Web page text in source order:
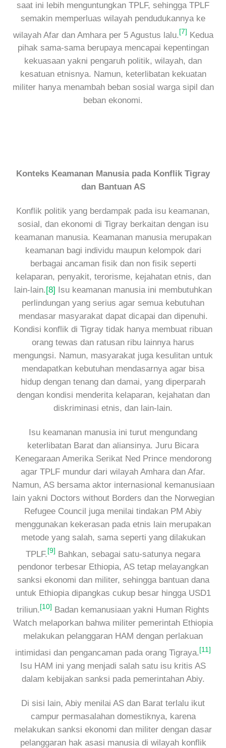
saat ini lebih menguntungkan TPLF, sehingga TPLF
semakin memperluas wilayah pendudukannya ke
wilayah Afar dan Amhara per 5 Agustus lalu.[7] Kedua
pihak sama-sama berupaya mencapai kepentingan
kekuasaan yakni pengaruh politik, wilayah, dan
kesatuan etnisnya. Namun, keterlibatan kekuatan
militer hanya menambah beban sosial warga sipil dan
beban ekonomi.
Konteks Keamanan Manusia pada Konflik Tigray
dan Bantuan AS
Konflik politik yang berdampak pada isu keamanan,
sosial, dan ekonomi di Tigray berkaitan dengan isu
keamanan manusia. Keamanan manusia merupakan
keamanan bagi individu maupun kelompok dari
berbagai ancaman fisik dan non fisik seperti
kelaparan, penyakit, terorisme, kejahatan etnis, dan
lain-lain.[8] Isu keamanan manusia ini membutuhkan
perlindungan yang serius agar semua kebutuhan
mendasar masyarakat dapat dicapai dan dipenuhi.
Kondisi konflik di Tigray tidak hanya membuat ribuan
orang tewas dan ratusan ribu lainnya harus
mengungsi. Namun, masyarakat juga kesulitan untuk
mendapatkan kebutuhan mendasarnya agar bisa
hidup dengan tenang dan damai, yang diperparah
dengan kondisi menderita kelaparan, kejahatan dan
diskriminasi etnis, dan lain-lain.
Isu keamanan manusia ini turut mengundang
keterlibatan Barat dan aliansinya. Juru Bicara
Kenegaraan Amerika Serikat Ned Prince mendorong
agar TPLF mundur dari wilayah Amhara dan Afar.
Namun, AS bersama aktor internasional kemanusiaan
lain yakni Doctors without Borders dan the Norwegian
Refugee Council juga menilai tindakan PM Abiy
menggunakan kekerasan pada etnis lain merupakan
metode yang salah, sama seperti yang dilakukan
TPLF. [9] Bahkan, sebagai satu-satunya negara
pendonor terbesar Ethiopia, AS tetap melayangkan
sanksi ekonomi dan militer, sehingga bantuan dana
untuk Ethiopia dipangkas cukup besar hingga USD1
triliun.[10] Badan kemanusiaan yakni Human Rights
Watch melaporkan bahwa militer pemerintah Ethiopia
melakukan pelanggaran HAM dengan perlakuan
intimidasi dan pengancaman pada orang Tigraya.[11]
Isu HAM ini yang menjadi salah satu isu kritis AS
dalam kebijakan sanksi pada pemerintahan Abiy.
Di sisi lain, Abiy menilai AS dan Barat terlalu ikut
campur permasalahan domestiknya, karena
melakukan sanksi ekonomi dan militer dengan dasar
pelanggaran hak asasi manusia di wilayah konflik